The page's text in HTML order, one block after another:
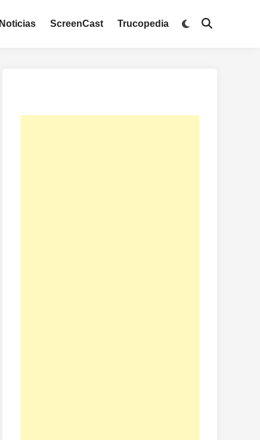
Noticias ScreenCast Trucopedia